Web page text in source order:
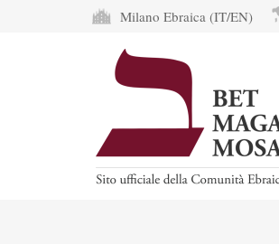
Milano Ebraica (IT/EN)